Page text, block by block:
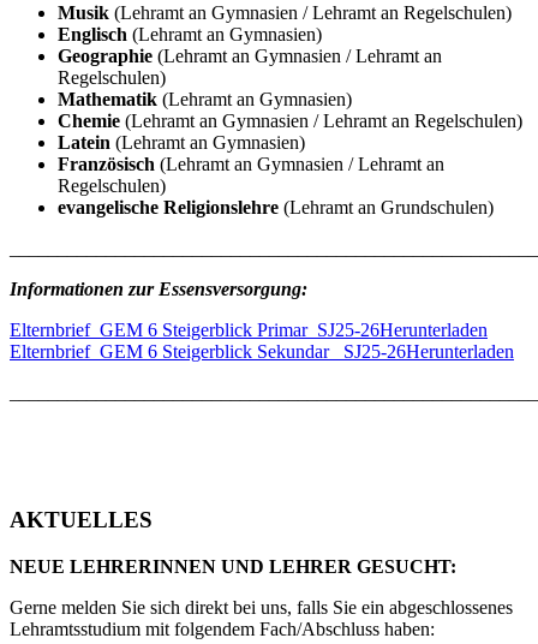
Musik (Lehramt an Gymnasien / Lehramt an Regelschulen)
Englisch (Lehramt an Gymnasien)
Geographie (Lehramt an Gymnasien / Lehramt an
Regelschulen)
Mathematik (Lehramt an Gymnasien)
Chemie (Lehramt an Gymnasien / Lehramt an Regelschulen)
Latein (Lehramt an Gymnasien)
Französisch (Lehramt an Gymnasien / Lehramt an
Regelschulen)
evangelische Religionslehre (Lehramt an Grundschulen)
Informationen zur Essensversorgung:
Elternbrief_GEM 6 Steigerblick Primar_SJ25-26Herunterladen
Elternbrief_GEM 6 Steigerblick Sekundar_ SJ25-26Herunterladen
AKTUELLES
NEUE LEHRERINNEN UND LEHRER GESUCHT:
Gerne melden Sie sich direkt bei uns, falls Sie ein abgeschlossenes
Lehramtsstudium mit folgendem Fach/Abschluss haben: